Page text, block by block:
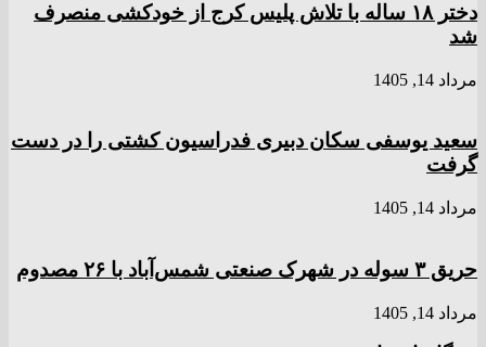
دختر ‌۱۸‌ ‌ساله‌ با تلاش پلیس کرج از خودکشی منصرف
شد
مرداد 14, 1405
سعید یوسفی سکان دبیری فدراسیون کشتی را در دست
گرفت
مرداد 14, 1405
حریق ۳ سوله در شهرک صنعتی شمس‌آباد با ۲۶ مصدوم
مرداد 14, 1405